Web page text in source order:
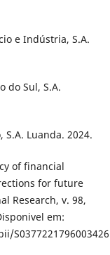
e Indústria, S.A.
do Sul, S.A.
S.A. Luanda. 2024.
of financial
for future
Research, v. 98,
em: